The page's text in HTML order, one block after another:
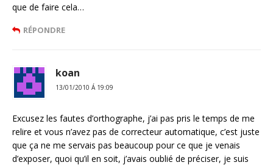
que de faire cela…
RÉPONDRE
koan
13/01/2010 Á 19:09
Excusez les fautes d’orthographe, j’ai pas pris le temps de me
relire et vous n’avez pas de correcteur automatique, c’est juste
que ça ne me servais pas beaucoup pour ce que je venais
d’exposer, quoi qu’il en soit, j’avais oublié de préciser, je suis